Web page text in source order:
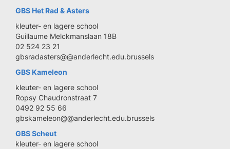
GBS Het Rad & Asters
kleuter- en lagere school
Guillaume Melckmanslaan 18B
02 524 23 21
gbsradasters@@anderlecht.edu.brussels
GBS Kameleon
kleuter- en lagere school
Ropsy Chaudronstraat 7
0492 92 55 66
gbskameleon@@anderlecht.edu.brussels
GBS Scheut
kleuter- en lagere school